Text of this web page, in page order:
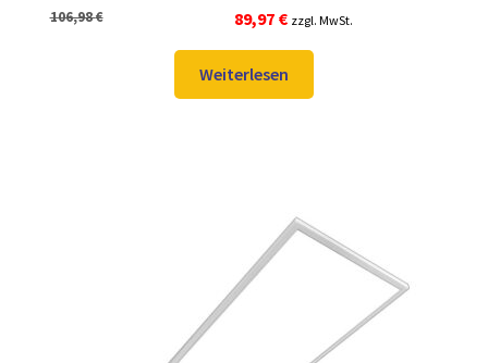
106,98€
Ursprünglicher
Preis
war:
106,98 €
89,97 €Aktueller
Preis
ist:
89,97 €.
zzgl. MwSt.
Weiterlesen